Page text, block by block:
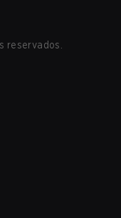
reservados.